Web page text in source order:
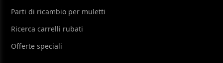
Parti di ricambio per muletti
Ricerca carrelli rubati
Offerte speciali